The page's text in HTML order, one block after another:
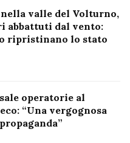
nella valle del Volturno,
abbattuti dal vento:
ripristinano lo stato
operatorie al
“Una vergognosa